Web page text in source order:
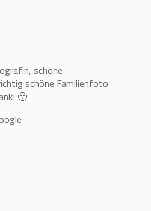
schöne
schöne Familienfoto
🙂